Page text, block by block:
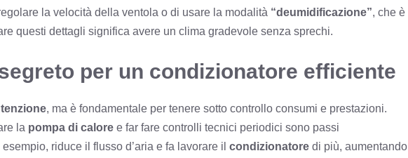
la velocità della ventola o di usare la modalità “deumidificazione”, che è
questi dettagli significa avere un clima gradevole senza sprechi.
per un condizionatore efficiente
, ma è fondamentale per tenere sotto controllo consumi e prestazioni.
la pompa di calore e far fare controlli tecnici periodici sono passi
riduce il flusso d’aria e fa lavorare il condizionatore di più, aumentando